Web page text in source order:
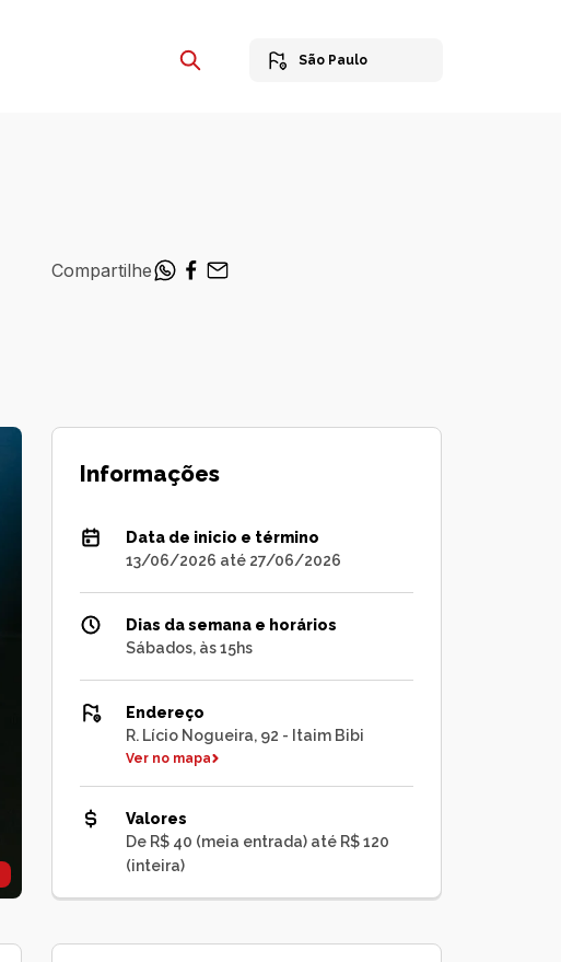
São Paulo
Compartilhe
Informações
Data de inicio e término
13/06/2026 até 27/06/2026
Dias da semana e horários
Sábados, às 15hs
Endereço
R. Lício Nogueira, 92 - Itaim Bibi
Ver no mapa
Valores
De R$ 40 (meia entrada) até R$ 120
(inteira)